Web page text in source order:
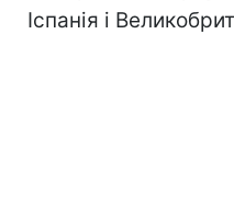
Іспанія і